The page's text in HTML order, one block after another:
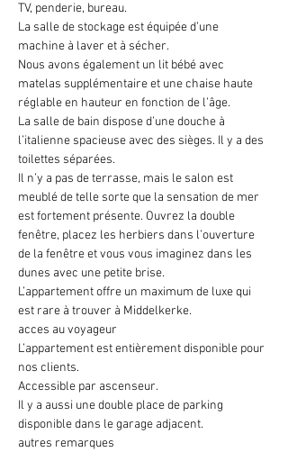
TV, penderie, bureau.
La salle de stockage est équipée d’une
machine à laver et à sécher.
Nous avons également un lit bébé avec
matelas supplémentaire et une chaise haute
réglable en hauteur en fonction de l’âge.
La salle de bain dispose d’une douche à
l’italienne spacieuse avec des sièges. Il y a des
toilettes séparées.
Il n’y a pas de terrasse, mais le salon est
meublé de telle sorte que la sensation de mer
est fortement présente. Ouvrez la double
fenêtre, placez les herbiers dans l’ouverture
de la fenêtre et vous vous imaginez dans les
dunes avec une petite brise.
L’appartement offre un maximum de luxe qui
est rare à trouver à Middelkerke.
acces au voyageur
L’appartement est entièrement disponible pour
nos clients.
Accessible par ascenseur.
Il y a aussi une double place de parking
disponible dans le garage adjacent.
autres remarques